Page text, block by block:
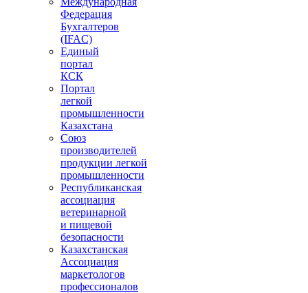
Федерация
Бухгалтеров
(IFAC)
Единый
портал
КСК
Портал
легкой
промышленности
Казахстана
Союз
производителей
продукции легкой
промышленности
Республиканская
ассоциация
ветеринарной
и пищевой
безопасности
Казахстанская
Ассоциация
маркетологов
профессионалов